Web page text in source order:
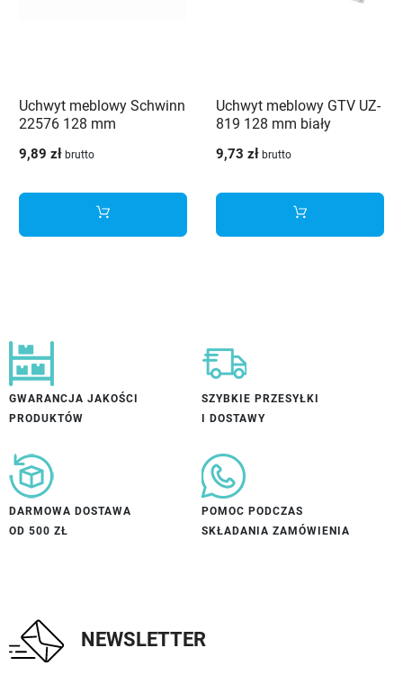
Uchwyt meblowy Schwinn
22576 128 mm
9,89 zł brutto
Uchwyt meblowy GTV UZ-
819 128 mm biały
9,73 zł brutto
GWARANCJA JAKOŚCI
PRODUKTÓW
SZYBKIE PRZESYŁKI
I DOSTAWY
DARMOWA DOSTAWA
OD 500 ZŁ
POMOC PODCZAS
SKŁADANIA ZAMÓWIENIA
NEWSLETTER